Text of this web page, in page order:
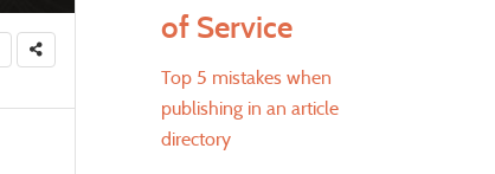
of Service
Top 5 mistakes when
publishing in an article
directory